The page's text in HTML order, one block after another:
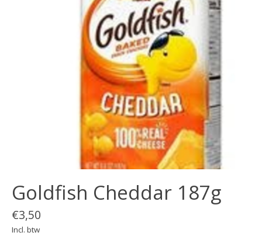
Goldfish Cheddar 187g
€3,50
Incl. btw